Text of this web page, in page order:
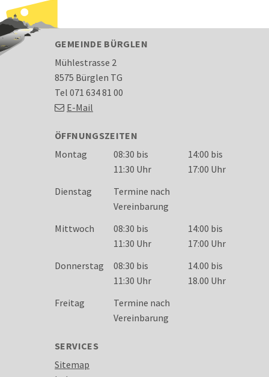
FOOTER
GEMEINDE BÜRGLEN
Mühlestrasse 2
8575 Bürglen TG
Tel 071 634 81 00
E-Mail
ÖFFNUNGSZEITEN
Wochentag
Öffnungszeiten
Montag
08:30 bis
11:30 Uhr
14:00 bis
17:00 Uhr
Dienstag
Termine nach
Vereinbarung
Mittwoch
08:30 bis
11:30 Uhr
14:00 bis
17:00 Uhr
Donnerstag
08:30 bis
11:30 Uhr
14.00 bis
18.00 Uhr
Freitag
Termine nach
Vereinbarung
SERVICES
Sitemap